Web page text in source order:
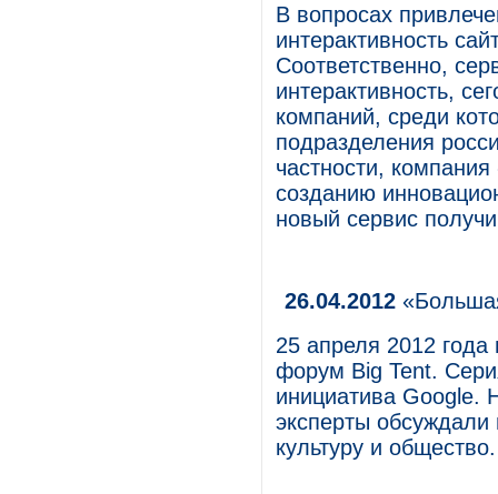
В вопросах
интерактивность
Соответственно,
интерактивность,
компаний, среди
подразделения
частности,
созданию
новый сервис
26.04.2012
25 апреля 2012
форум Big Tent.
инициатива
эксперты
культуру и общество.